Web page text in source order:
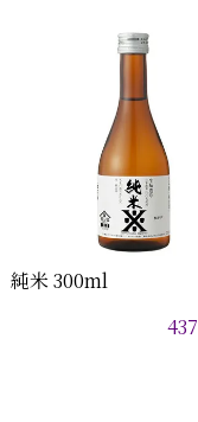
純米 300ml
437